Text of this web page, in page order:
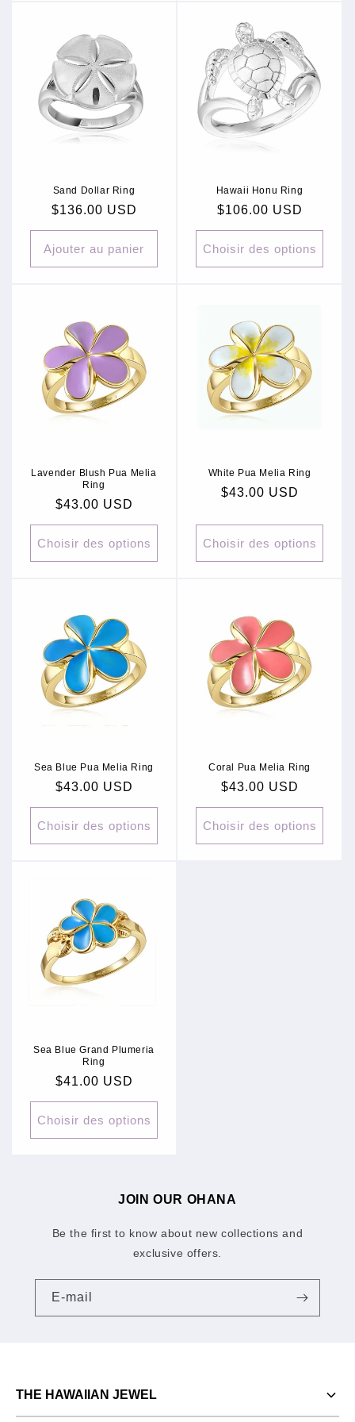
Sand Dollar Ring
Prix
habituel
$136.00 USD
Ajouter au panier
Hawaii Honu Ring
Prix
habituel
$106.00 USD
Choisir des options
Lavender Blush Pua Melia
Ring
Prix
habituel
$43.00 USD
Choisir des options
White Pua Melia Ring
Prix
$43.00 USD
Choisir des options
Sea Blue Pua Melia Ring
Prix
habituel
$43.00 USD
Choisir des options
Coral Pua Melia Ring
Prix
habituel
$43.00 USD
Choisir des options
Sea Blue Grand Plumeria
Ring
Prix
habituel
$41.00 USD
Choisir des options
JOIN OUR OHANA
Be the first to know about new collections and
exclusive offers.
E-mail
THE HAWAIIAN JEWEL